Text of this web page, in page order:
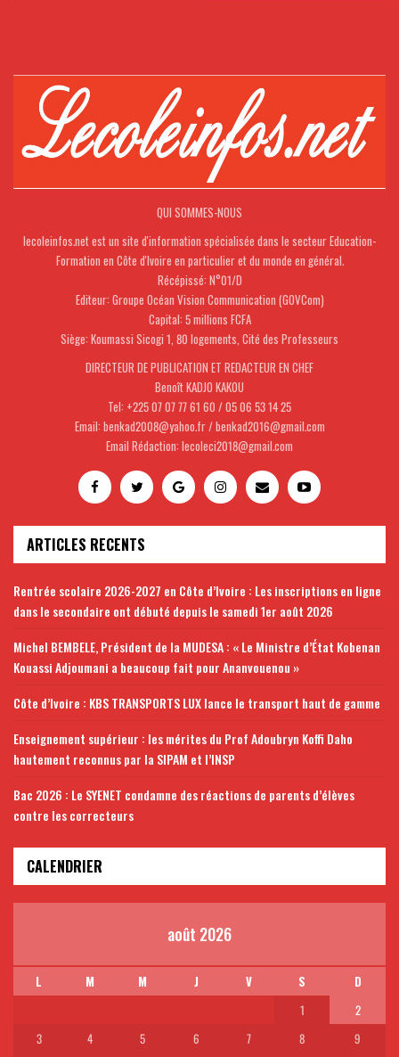
QUI SOMMES-NOUS
lecoleinfos.net est un site d'information spécialisée dans le secteur Education-
Formation en Côte d'Ivoire en particulier et du monde en général.
Récépissé: N°01/D
Editeur: Groupe Océan Vision Communication (GOVCom)
Capital: 5 millions FCFA
Siège: Koumassi Sicogi 1, 80 logements, Cité des Professeurs
DIRECTEUR DE PUBLICATION ET REDACTEUR EN CHEF
Benoît KADJO KAKOU
Tel: +225 07 07 77 61 60 / 05 06 53 14 25
Email: benkad2008@yahoo.fr / benkad2016@gmail.com
Email Rédaction: lecoleci2018@gmail.com
ARTICLES RECENTS
Rentrée scolaire 2026-2027 en Côte d’Ivoire : Les inscriptions en ligne
dans le secondaire ont débuté depuis le samedi 1er août 2026
Michel BEMBELE, Président de la MUDESA : « Le Ministre d’État Kobenan
Kouassi Adjoumani a beaucoup fait pour Ananvouenou »
Côte d’Ivoire : KBS TRANSPORTS LUX lance le transport haut de gamme
Enseignement supérieur : les mérites du Prof Adoubryn Koffi Daho
hautement reconnus par la SIPAM et l’INSP
Bac 2026 : Le SYENET condamne des réactions de parents d’élèves
contre les correcteurs
CALENDRIER
août 2026
L M M J V S
D
1
2
3
4 5 6 7 8
9